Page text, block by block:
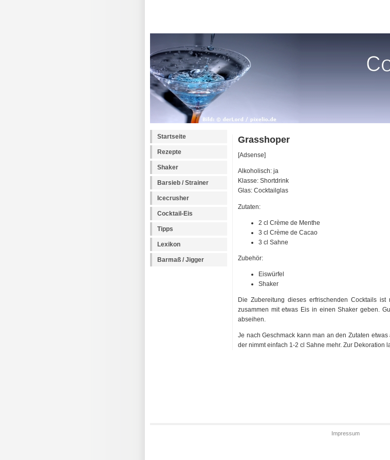
Startseite
Rezepte
Shaker
Barsieb / Strainer
Icecrusher
Cocktail-Eis
Tipps
Lexikon
Barmaß / Jigger
Grasshoper
[Adsense]
Alkoholisch: ja
Klasse: Shortdrink
Glas: Cocktailglas
Zutaten:
2 cl Crème de Menthe
3 cl Crème de Cacao
3 cl Sahne
Zubehör:
Eiswürfel
Shaker
Die Zubereitung dieses erfrischenden Cocktails
zusammen mit etwas Eis in einen Shaker geben.
abseihen.
Je nach Geschmack kann man an den Zutaten
der nimmt einfach 1-2 cl Sahne mehr. Zur Dekoration
Impressum